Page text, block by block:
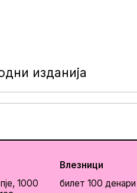
изданија
1000
Влезници
билет 100 денари